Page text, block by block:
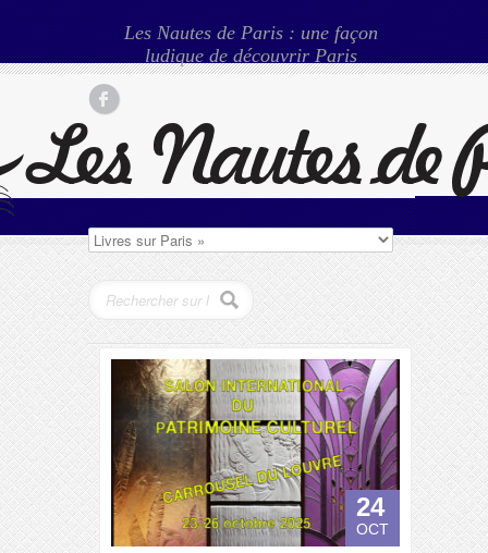
Les Nautes de Paris : une façon
ludique de découvrir Paris
24
OCT